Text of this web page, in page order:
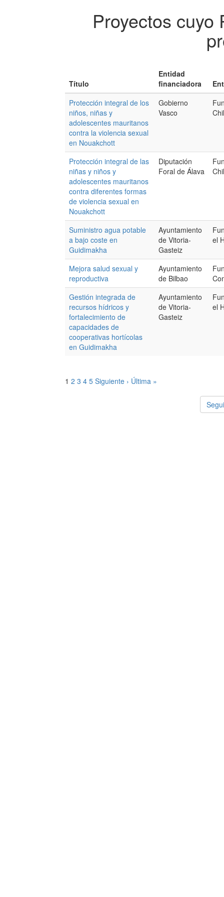
Proyectos
Título
Entidad
financiadora
Protección integral de los
niños, niñas y
adolescentes mauritanos
contra la violencia sexual
en Nouakchott
Gobierno
Vasco
Protección integral de las
niñas y niños y
adolescentes mauritanos
contra diferentes formas
de violencia sexual en
Nouakchott
Diputación
Foral de Álava
Suministro agua potable
a bajo coste en
Guidimakha
Ayuntamiento
de Vitoria-
Gasteiz
el
Mejora salud sexual y
reproductiva
Ayuntamiento
de Bilbao
Gestión integrada de
recursos hídricos y
fortalecimiento de
capacidades de
cooperativas hortícolas
en Guidimakha
Ayuntamiento
de Vitoria-
Gasteiz
el
1 2 3 4 5 Siguiente › Última »